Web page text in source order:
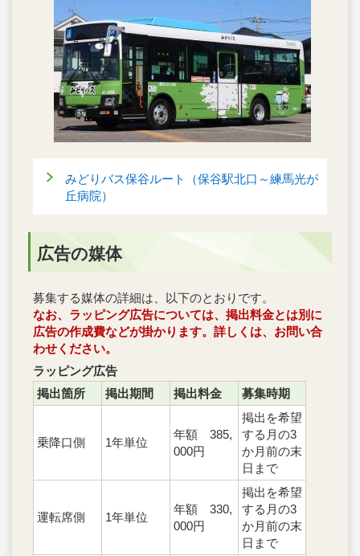
みどりバス保谷ルート（保谷駅北口～練馬光が
丘病院）
広告の媒体
募集する媒体の詳細は、以下のとおりです。
なお、ラッピング広告については、掲出料金とは別に
広告の作成費などが掛かります。詳しくは、お問い合
わせください。
ラッピング広告
掲出箇所
掲出期間 掲出料金 募集時期
乗降口側 1年単位
年額 385,
000円
掲出を希望
する月の3
か月前の末
日まで
運転席側 1年単位
年額 330,
000円
掲出を希望
する月の3
か月前の末
日まで